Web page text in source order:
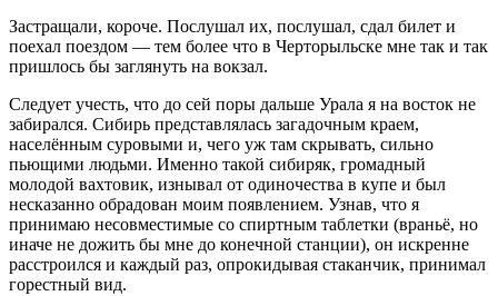
Застращали, короче. Послушал их, послушал, сдал билет и
поехал поездом — тем более что в Черторыльске мне так и так
пришлось бы заглянуть на вокзал.
Следует учесть, что до сей поры дальше Урала я на восток не
забирался. Сибирь представлялась загадочным краем,
населённым суровыми и, чего уж там скрывать, сильно
пьющими людьми. Именно такой сибиряк, громадный
молодой вахтовик, изнывал от одиночества в купе и был
несказанно обрадован моим появлением. Узнав, что я
принимаю несовместимые со спиртным таблетки (враньё, но
иначе не дожить бы мне до конечной станции), он искренне
расстроился и каждый раз, опрокидывая стаканчик, принимал
горестный вид.